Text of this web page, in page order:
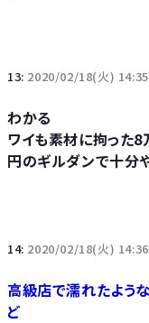
13: 2020/02/18(火)
わかる
ワイも素材に拘った
円のギルダンで十分
14: 2020/02/18(火)
高級店で濡れたよう
ど